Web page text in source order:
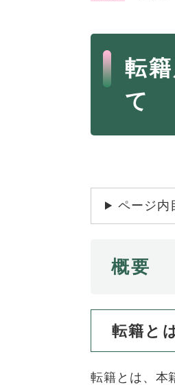
登録・届け出
税金
地域活動・コ
防災・安全
防
の
メ
ー
子育て・教育
文
転
て
ページ内
概要
転籍と
転籍とは、本